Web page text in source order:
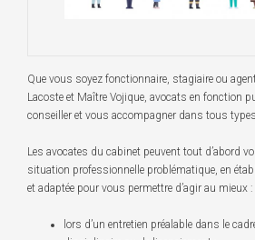
Que vous soyez fonctionnaire, stagiaire ou
Lacoste et Maître Vojique, avocats en fonction
conseiller et vous accompagner dans tous
Les avocates du cabinet peuvent tout d’abord
situation professionnelle problématique, en
et adaptée pour vous permettre d’agir au mieux :
lors d’un entretien préalable dans le